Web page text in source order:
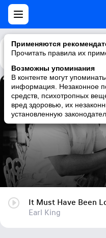
Применяются
Прочитать правила их
Возможны упоминания
В контенте могут
информация. Незаконное
средств, психотропных
вред здоровью, их
установленную
Каталог
It Must Have Been
Earl King
It Must Have Been
Earl King